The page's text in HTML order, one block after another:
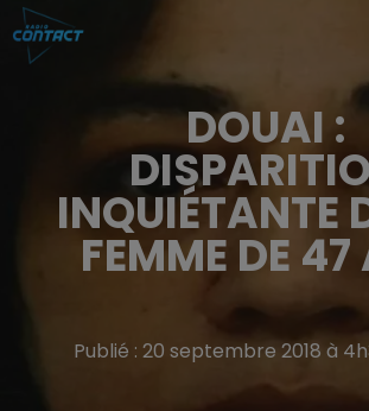
DOUAI :
INQUIÉTANTE
FEMME DE 47
Publié : 20 septembre 2018 à